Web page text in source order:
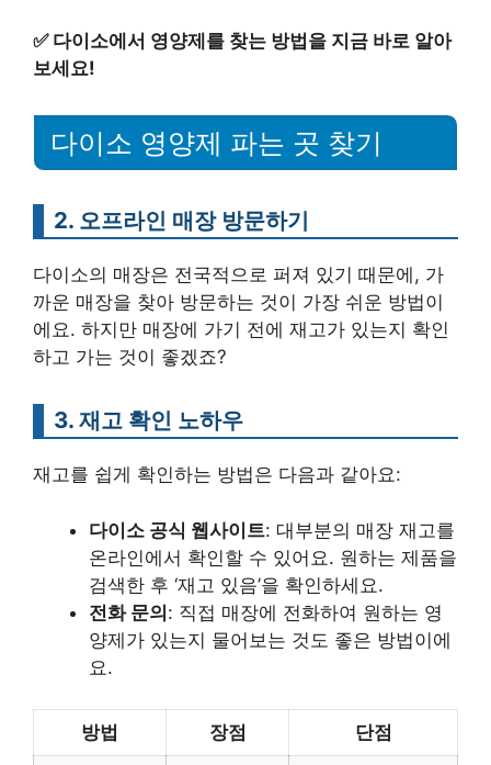
✅ 다이소에서 영양제를 찾는 방법을 지금 바로 알아
보세요!
다이소 영양제 파는 곳 찾기
2. 오프라인 매장 방문하기
다이소의 매장은 전국적으로 퍼져 있기 때문에, 가
까운 매장을 찾아 방문하는 것이 가장 쉬운 방법이
에요. 하지만 매장에 가기 전에 재고가 있는지 확인
하고 가는 것이 좋겠죠?
3. 재고 확인 노하우
재고를 쉽게 확인하는 방법은 다음과 같아요:
다이소 공식 웹사이트: 대부분의 매장 재고를
온라인에서 확인할 수 있어요. 원하는 제품을
검색한 후 ‘재고 있음’을 확인하세요.
전화 문의: 직접 매장에 전화하여 원하는 영
양제가 있는지 물어보는 것도 좋은 방법이에
요.
방법 장점 단점